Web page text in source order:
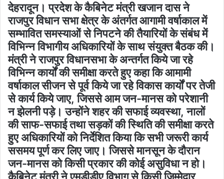
देहरादून। प्रदेश के कैबिनेट मंत्री खजान दास ने
राजपुर विधान सभा क्षेत्र के अंतर्गत आगामी वर्षाकाल में
सम्भावित समस्याओं से निपटने की तैयारियों के संबंध में
विभिन्न विभागीय अधिकारियों के साथ संयुक्त बैठक की।
मंत्री ने राजपुर विधानसभा के अन्तर्गत किये जा रहे
विभिन्न कार्यों की समीक्षा करते हुए कहा कि आमामी
वर्षाकाल सीजन से पूर्व किये जा रहे विकास कार्यों पर तेजी
से कार्य किये जाए, जिससे आम जन-मानस को परेशानी
न झेलनी पड़े। उन्होंने शहर की सफाई व्यवस्था, नालों
की साफ-सफाई तथा सड़कों की स्थिति की समीक्षा करते
हुए अधिकारियों को निर्देशित किया कि सभी जरूरी कार्य
ससमय पूर्ण कर लिए जाए। जिससे मानसून के दौरान
जन-मानस को किसी प्रकार की कोई असुविधा न हो।